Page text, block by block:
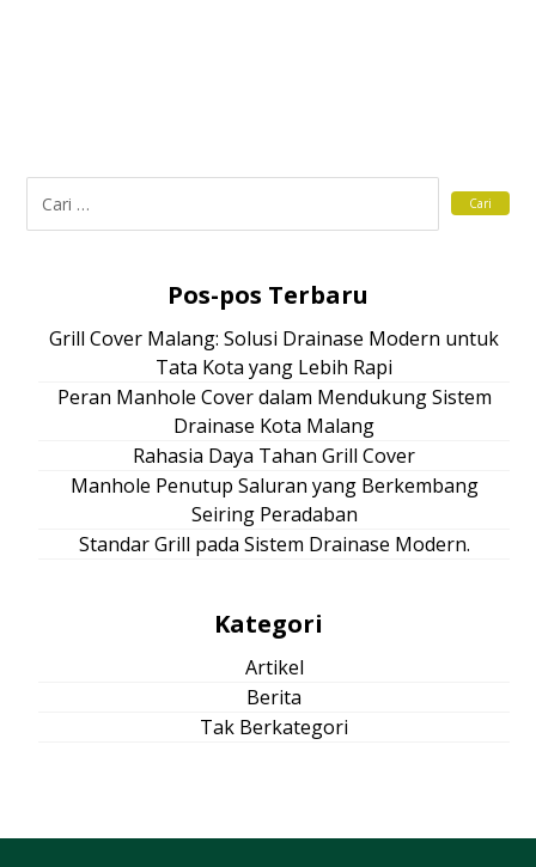
Pos-pos Terbaru
Grill Cover Malang: Solusi Drainase Modern untuk
Tata Kota yang Lebih Rapi
Peran Manhole Cover dalam Mendukung Sistem
Drainase Kota Malang
Rahasia Daya Tahan Grill Cover
Manhole Penutup Saluran yang Berkembang
Seiring Peradaban
Standar Grill pada Sistem Drainase Modern.
Kategori
Artikel
Berita
Tak Berkategori